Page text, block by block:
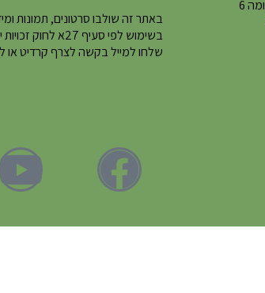
באתר זה שולבו סרטונים, תמונות
בשימוש לפי סעיף 27א
שלחו למייל בקשה לצרף קרדיט או